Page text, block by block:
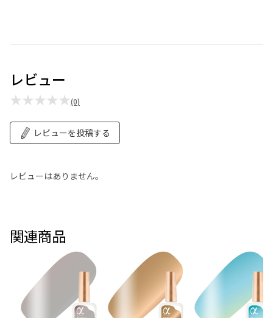
レビュー
★★★★★(0)
レビューを投稿する
レビューはありません。
関連商品